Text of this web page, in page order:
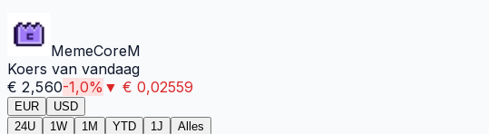
MemeCoreM
Koers van vandaag
€ 2,560-1,0% ▼ € 0,02559
EUR
USD
24U
1W 1M YTD 1J Alles